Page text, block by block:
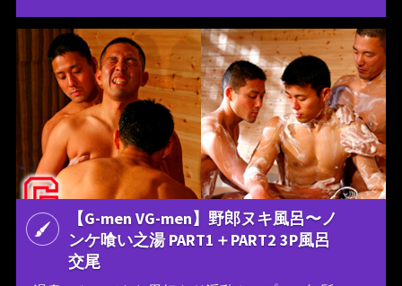
【G-men VG-men】野郎ヌキ風呂〜ノ
ンケ喰い之湯 PART1＋PART2 3P風呂
交尾